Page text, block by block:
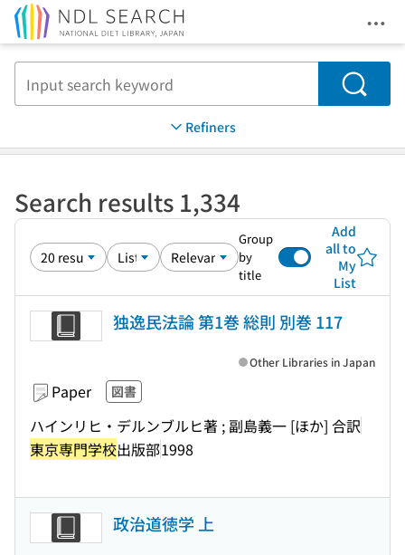
Search
Refiners
Search results 1,334
Group
by
title
Add
all to
My
List
独逸民法論 第1巻 総則 別巻 117
Paper 図書
ハインリヒ・デルンブルヒ著 ; 副島義一 [ほか] 合訳
東京専門学校出版部1998
Other Libraries in Japan
政治道徳学 上